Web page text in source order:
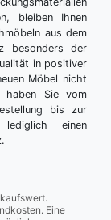
bleiben Ihnen
aus dem
besonders der
in positiver
Möbel nicht
haben Sie vom
bis zur
einen
Eine